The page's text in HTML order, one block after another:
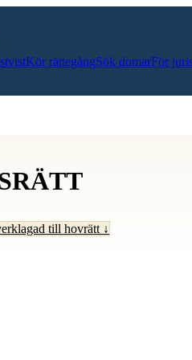
Kör rättegångSök domarFör
till hovrätt ↓